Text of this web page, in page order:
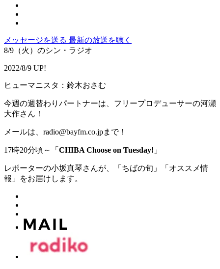
メッセージを送る 最新の放送を聴く
8/9（火）のシン・ラジオ
2022/8/9 UP!
ヒューマニスタ：鈴木おさむ
今週の週替わりパートナーは、フリープロデューサーの河瀬
大作さん！
メールは、radio@bayfm.co.jpまで！
17時20分頃～「 CHIBA Choose on Tuesday! 」
レポーターの小坂真琴さんが、「ちばの旬」「オススメ情
報」をお届けします。